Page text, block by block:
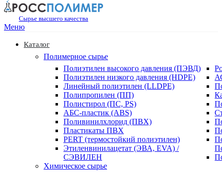
Сырье высшего качества
Меню
Каталог
Полимерное сырье
Полиэтилен высокого давления (ПЭВД)
Полиэтилен низкого давления (HDPE)
Линейный полиэтилен (LLDPE)
Полипропилен (ПП)
Полистирол (ПС, PS)
АБС-пластик (ABS)
Поливинилхлорид (ПВХ)
Пластикаты ПВХ
PERT (термостойкий полиэтилен)
Этиленвинилацетат (ЭВА, EVA) /
СЭВИЛЕН
Химическое сырье